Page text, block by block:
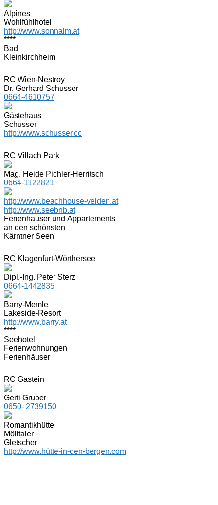
Alpines
Wohlfühlhotel
http://www.sonnalm.at
****
Bad
Kleinkirchheim
RC Wien-Nestroy
Dr. Gerhard Schusser
0664-4610757
Gästehaus
Schusser
http://www.schusser.cc
RC Villach Park
Mag. Heide Pichler-Herritsch
0664-1122821
http://www.beachhouse-velden.at
http://www.seebnb.at
Ferienhäuser und Appartements
an den schönsten
Kärntner Seen
RC Klagenfurt-Wörthersee
Dipl.-Ing. Peter Sterz
0664-1442835
Barry-Memle
Lakeside-Resort
http://www.barry.at
****
Seehotel
Ferienwohnungen
Ferienhäuser
RC Gastein
Gerti Gruber
0650- 2739150
Romantikhütte
Mölltaler
Gletscher
http://www.hütte-in-den-bergen.com